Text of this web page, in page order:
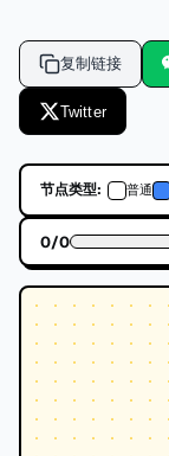
复制链接
Twitter
节点类型: 普通
0/0